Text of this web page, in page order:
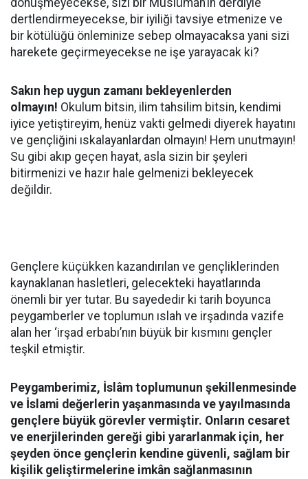
dönüşmeyecekse, sizi bir Müslüman’ın derdiyle
dertlendirmeyecekse, bir iyiliği tavsiye etmenize ve
bir kötülüğü önleminize sebep olmayacaksa yani sizi
harekete geçirmeyecekse ne işe yarayacak ki?
Sakın hep uygun zamanı bekleyenlerden
olmayın! Okulum bitsin, ilim tahsilim bitsin, kendimi
iyice yetiştireyim, henüz vakti gelmedi diyerek hayatını
ve gençliğini ıskalayanlardan olmayın! Hem unutmayın!
Su gibi akıp geçen hayat, asla sizin bir şeyleri
bitirmenizi ve hazır hale gelmenizi bekleyecek
değildir.
Gençlere küçükken kazandırılan ve gençliklerinden
kaynaklanan hasletleri, gelecekteki hayatlarında
önemli bir yer tutar. Bu sayededir ki tarih boyunca
peygamberler ve toplumun ıslah ve irşadında vazife
alan her ‘irşad erbabı’nın büyük bir kısmını gençler
teşkil etmiştir.
Peygamberimiz, İslâm toplumunun şekillenmesinde
ve İslami değerlerin yaşanmasında ve yayılmasında
gençlere büyük görevler vermiştir. Onların cesaret
ve enerjilerinden gereği gibi yararlanmak için, her
şeyden önce gençlerin kendine güvenli, sağlam bir
kişilik geliştirmelerine imkân sağlanmasının